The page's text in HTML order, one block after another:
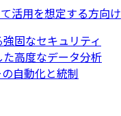
活用を想定する方向け
固なセキュリティ
高度なデータ分析
自動化と統制